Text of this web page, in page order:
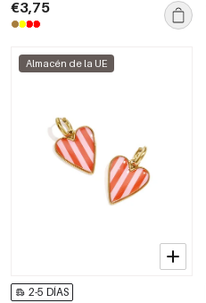
€3,75
Almacén de la UE
2-5 DÍAS